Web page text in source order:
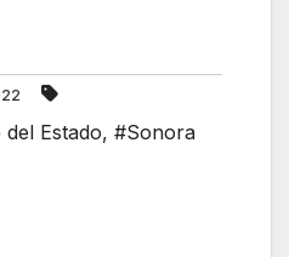
Estado, #Sonora